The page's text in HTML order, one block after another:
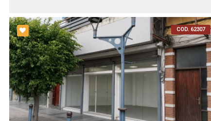
COD. 62307